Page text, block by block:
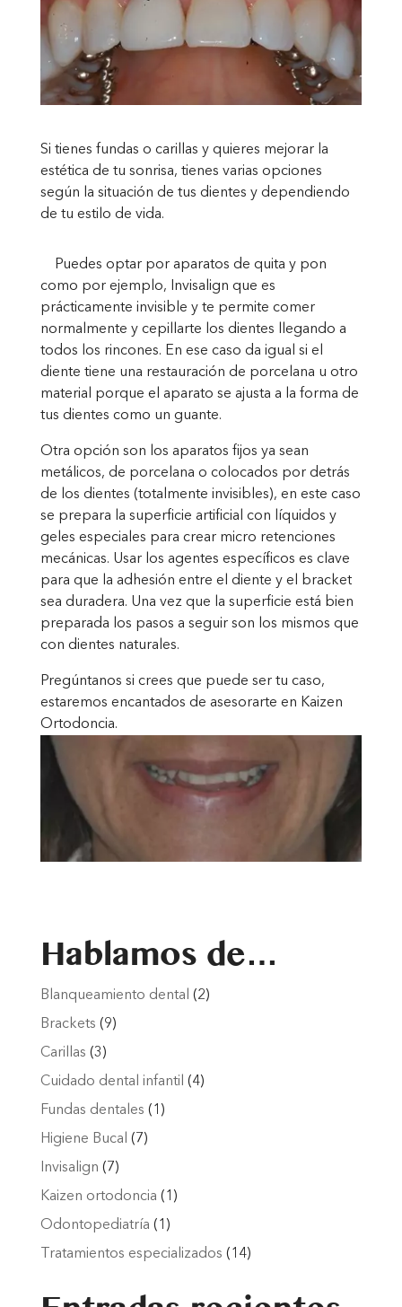
Si tienes fundas o carillas y quieres mejorar la
estética de tu sonrisa, tienes varias opciones
según la situación de tus dientes y dependiendo
de tu estilo de vida.
Puedes optar por aparatos de quita y pon
como por ejemplo, Invisalign que es
prácticamente invisible y te permite comer
normalmente y cepillarte los dientes llegando a
todos los rincones. En ese caso da igual si el
diente tiene una restauración de porcelana u otro
material porque el aparato se ajusta a la forma de
tus dientes como un guante.
Otra opción son los aparatos fijos ya sean
metálicos, de porcelana o colocados por detrás
de los dientes (totalmente invisibles), en este caso
se prepara la superficie artificial con líquidos y
geles especiales para crear micro retenciones
mecánicas. Usar los agentes específicos es clave
para que la adhesión entre el diente y el bracket
sea duradera. Una vez que la superficie está bien
preparada los pasos a seguir son los mismos que
con dientes naturales.
Pregúntanos si crees que puede ser tu caso,
estaremos encantados de asesorarte en Kaizen
Ortodoncia.
Hablamos de…
Blanqueamiento dental (2)
Brackets (9)
Carillas (3)
Cuidado dental infantil (4)
Fundas dentales (1)
Higiene Bucal (7)
Invisalign (7)
Kaizen ortodoncia (1)
Odontopediatría (1)
Tratamientos especializados (14)